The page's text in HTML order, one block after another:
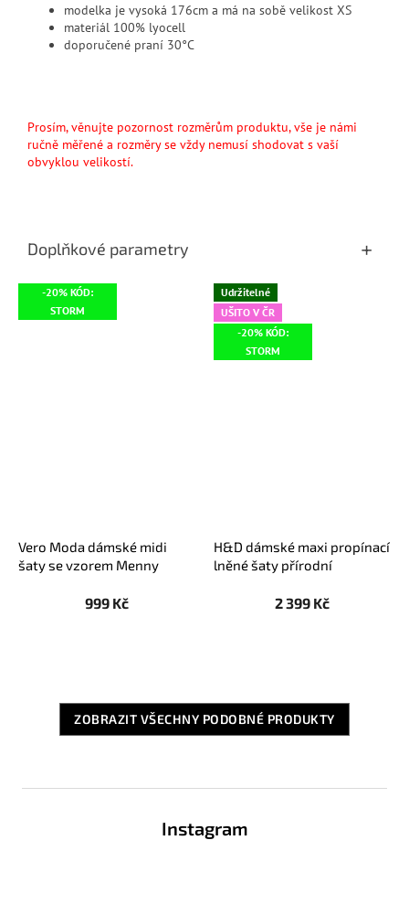
modelka je vysoká 176cm a má na sobě velikost XS
materiál 100% lyocell
doporučené praní 30°C
Prosím, věnujte pozornost rozměrům produktu, vše je námi
ručně měřené a rozměry se vždy nemusí shodovat s vaší
obvyklou velikostí.
Doplňkové parametry
-20% KÓD:
STORM
Vero Moda dámské midi
šaty se vzorem Menny
999 Kč
Udržitelné
UŠITO V ČR
-20% KÓD:
STORM
H&D dámské maxi propínací
lněné šaty přírodní
2 399 Kč
ZOBRAZIT VŠECHNY PODOBNÉ PRODUKTY
Instagram